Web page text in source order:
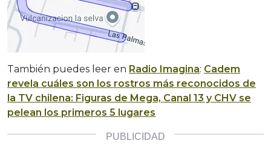
También puedes leer en Radio Imagina: Cadem
revela cuáles son los rostros más reconocidos de
la TV chilena: Figuras de Mega, Canal 13 y CHV se
pelean los primeros 5 lugares